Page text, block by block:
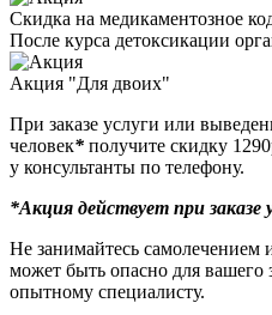
Скидка на медикаментозное
После курса детоксикации
Акция "Для двоих"
При заказе услуги или
человек* получите скидку
у консультанты по телефону.
*Акция действует при заказе
Не занимайтесь самолечением
может быть опасно для вашего
опытному специалисту.